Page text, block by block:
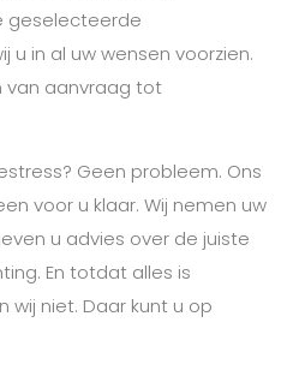
geselecteerde
u in al uw wensen voorzien.
van aanvraag tot
Geen probleem. Ons
voor u klaar. Wij nemen uw
u advies over de juiste
En totdat alles is
niet. Daar kunt u op